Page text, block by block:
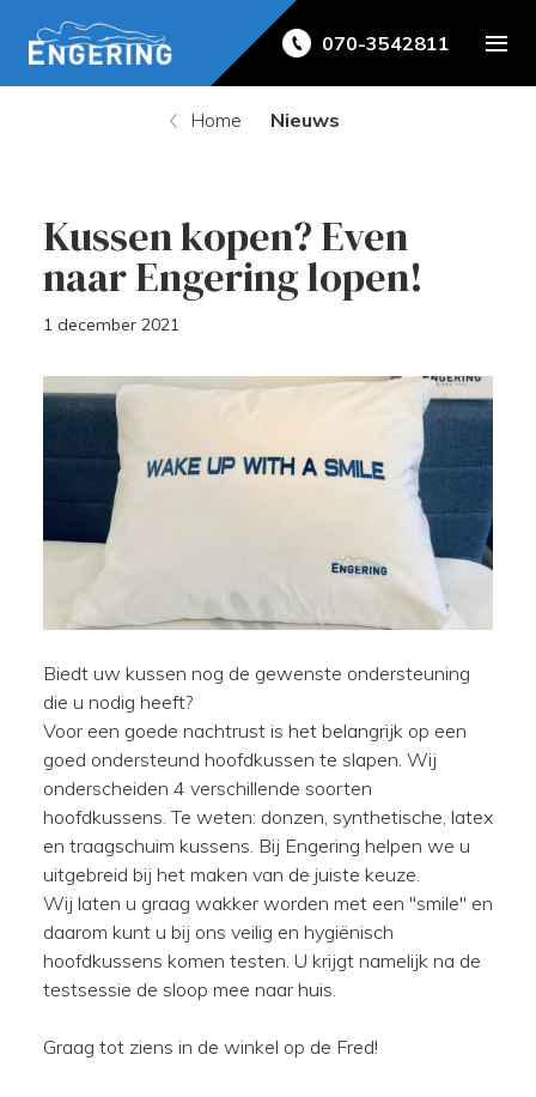
070-3542811
Home Nieuws
Kussen kopen? Even
naar Engering lopen!
1 december 2021
Biedt uw kussen nog de gewenste ondersteuning
die u nodig heeft?
Voor een goede nachtrust is het belangrijk op een
goed ondersteund hoofdkussen te slapen. Wij
onderscheiden 4 verschillende soorten
hoofdkussens. Te weten: donzen, synthetische, latex
en traagschuim kussens. Bij Engering helpen we u
uitgebreid bij het maken van de juiste keuze.
Wij laten u graag wakker worden met een "smile" en
daarom kunt u bij ons veilig en hygiënisch
hoofdkussens komen testen. U krijgt namelijk na de
testsessie de sloop mee naar huis.
Graag tot ziens in de winkel op de Fred!